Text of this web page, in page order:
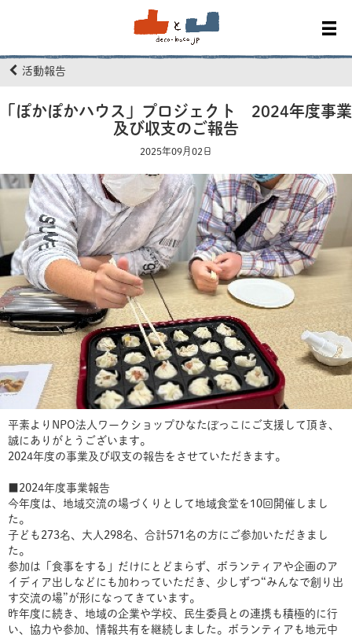
活動報告
「ぽかぽかハウス」プロジェクト 2024年度事業
及び収支のご報告
2025年09月02日
平素よりNPO法人ワークショップひなたぼっこにご支援して頂き、
誠にありがとうございます。
2024年度の事業及び収支の報告をさせていただきます。
■2024年度事業報告
今年度は、地域交流の場づくりとして地域食堂を10回開催しまし
た。
子ども273名、大人298名、合計571名の方にご参加いただきまし
た。
参加は「食事をする」だけにとどまらず、ボランティアや企画のア
イディア出しなどにも加わっていただき、少しずつ“みんなで創り出
す交流の場”が形になってきています。
昨年度に続き、地域の企業や学校、民生委員との連携も積極的に行
い、協力や参加、情報共有を継続しました。ボランティアも地元中